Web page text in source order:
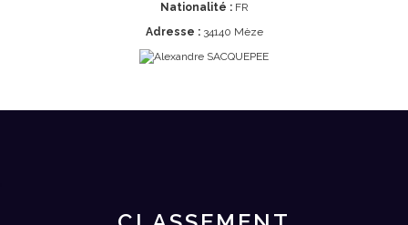
Nationalité :FR
Adresse :34140 Mèze